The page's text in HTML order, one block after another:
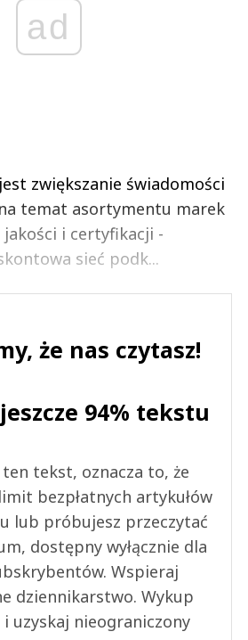
ad
zwiększanie świadomości
temat asortymentu marek
jakości i certyfikacji -
sieć podk...
że nas czytasz!
94% tekstu
ten tekst, oznacza to, że
bezpłatnych artykułów
lub próbujesz przeczytać
dostępny wyłącznie dla
Wspieraj
dziennikarstwo. Wykup
uzyskaj nieograniczony